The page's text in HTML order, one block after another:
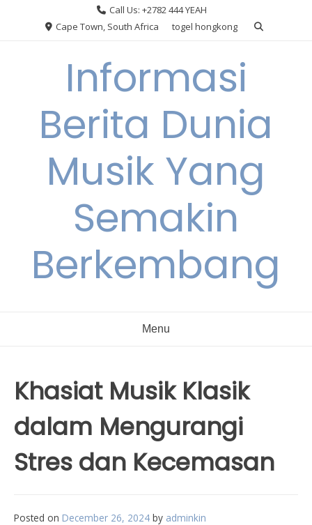
Call Us: +2782 444 YEAH
Cape Town, South Africa
togel hongkong
Informasi
Berita Dunia
Musik Yang
Semakin
Berkembang
Menu
Khasiat Musik Klasik
dalam Mengurangi
Stres dan Kecemasan
Posted on December 26, 2024 by adminkin